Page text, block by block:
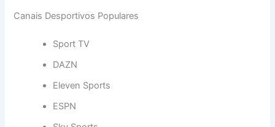
Canais Desportivos Populares
Sport TV
DAZN
Eleven Sports
ESPN